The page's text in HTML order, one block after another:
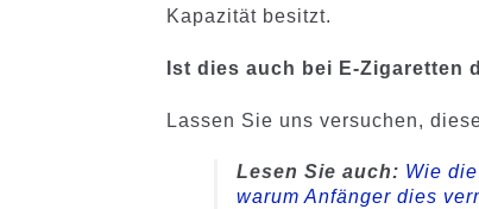
Kapazität besitzt.
Ist dies auch bei E-Zigaretten
Lassen Sie uns versuchen,
Lesen Sie auch: Wie
warum Anfänger dies